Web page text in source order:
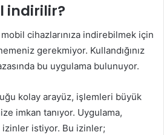
indirilir?
mobil cihazlarınıza indirebilmek için
gerekmiyor. Kullandığınız
bu uygulama bulunuyor.
kolay arayüz, işlemleri büyük
imkan tanıyor. Uygulama,
izinler istiyor. Bu izinler;